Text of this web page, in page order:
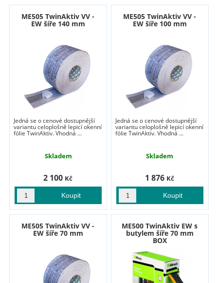
ME505 TwinAktiv VV -
EW šíře 140 mm
Jedná se o cenové dostupnější
variantu celoplošně lepicí okenní
fólie TwinAktiv. Vhodná ...
Skladem
2 100 Kč
ME505 TwinAktiv VV -
EW šíře 100 mm
Jedná se o cenové dostupnější
variantu celoplošně lepicí okenní
fólie TwinAktiv. Vhodná ...
Skladem
1 876 Kč
ME505 TwinAktiv VV -
EW šíře 70 mm
ME500 TwinAktiv EW s
butylem šíře 70 mm
BOX